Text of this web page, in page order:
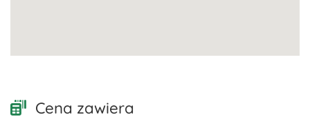
Cena zawiera